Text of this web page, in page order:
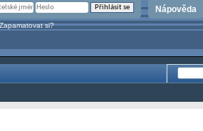
Nápověda
si?